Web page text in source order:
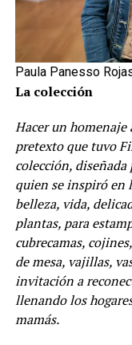
Paula Panesso
La colección
Hacer un homenaje
pretexto que tuvo
colección,
quien se inspiró en
belleza, vida,
plantas, para
cubrecamas,
de mesa, vajillas,
invitación a
llenando los
mamás.